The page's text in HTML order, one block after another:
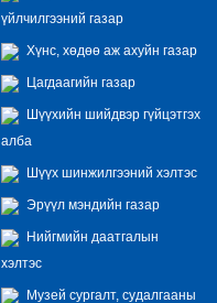
үйлчилгээний газар
Хүнс, хөдөө аж ахуйн газар
Цагдаагийн газар
Шүүхийн шийдвэр гүйцэтгэх
алба
Шүүх шинжилгээний хэлтэс
Эрүүл мэндийн газар
Нийгмийн даатгалын
хэлтэс
Музей сургалт, судалгааны